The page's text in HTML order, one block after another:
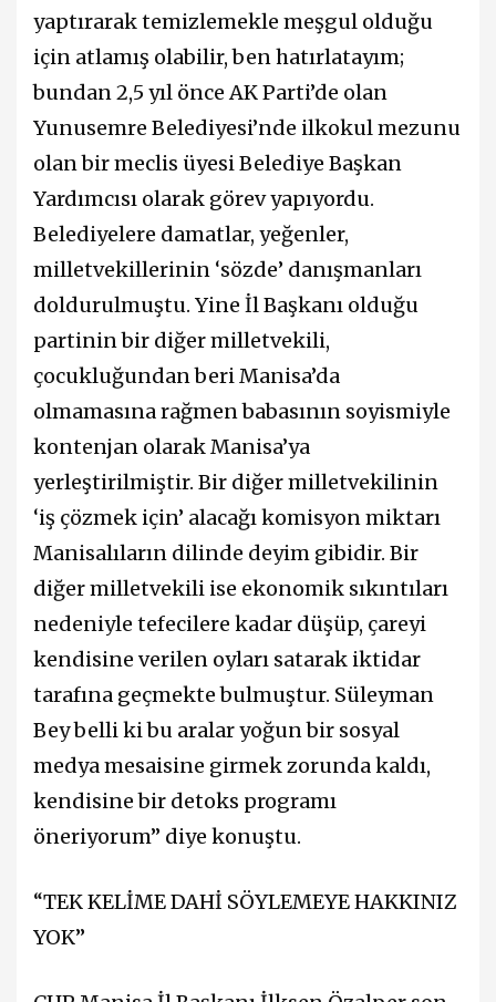
yaptırarak temizlemekle meşgul olduğu
için atlamış olabilir, ben hatırlatayım;
bundan 2,5 yıl önce AK Parti’de olan
Yunusemre Belediyesi’nde ilkokul mezunu
olan bir meclis üyesi Belediye Başkan
Yardımcısı olarak görev yapıyordu.
Belediyelere damatlar, yeğenler,
milletvekillerinin ‘sözde’ danışmanları
doldurulmuştu. Yine İl Başkanı olduğu
partinin bir diğer milletvekili,
çocukluğundan beri Manisa’da
olmamasına rağmen babasının soyismiyle
kontenjan olarak Manisa’ya
yerleştirilmiştir. Bir diğer milletvekilinin
‘iş çözmek için’ alacağı komisyon miktarı
Manisalıların dilinde deyim gibidir. Bir
diğer milletvekili ise ekonomik sıkıntıları
nedeniyle tefecilere kadar düşüp, çareyi
kendisine verilen oyları satarak iktidar
tarafına geçmekte bulmuştur. Süleyman
Bey belli ki bu aralar yoğun bir sosyal
medya mesaisine girmek zorunda kaldı,
kendisine bir detoks programı
öneriyorum” diye konuştu.
“TEK KELİME DAHİ SÖYLEMEYE HAKKINIZ
YOK”